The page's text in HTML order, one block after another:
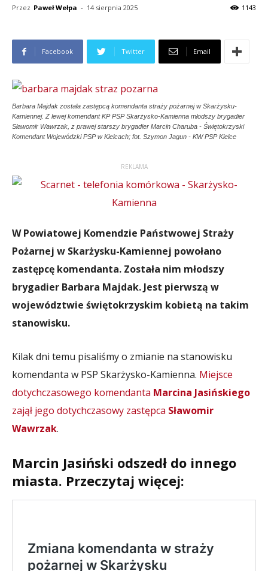
Przez Paweł Wełpa - 14 sierpnia 2025 1143
Facebook Twitter Email
Barbara Majdak została zastępcą komendanta straży pożarnej w Skarżysku-
Kamiennej. Z lewej komendant KP PSP Skarżysko-Kamienna młodszy brygadier
Sławomir Wawrzak, z prawej starszy brygadier Marcin Charuba - Świętokrzyski
Komendant Wojewódzki PSP w Kielcach; fot. Szymon Jagun - KW PSP Kielce
REKLAMA
W Powiatowej Komendzie Państwowej Straży
Pożarnej w Skarżysku-Kamiennej powołano
zastępcę komendanta. Została nim młodszy
brygadier Barbara Majdak. Jest pierwszą w
województwie świętokrzyskim kobietą na takim
stanowisku.
Kilak dni temu pisaliśmy o zmianie na stanowisku
komendanta w PSP Skarżysko-Kamienna. Miejsce
dotychczasowego komendanta Marcina Jasińskiego
zajął jego dotychczasowy zastępca Sławomir
Wawrzak.
Marcin Jasiński odszedł do innego
miasta. Przeczytaj więcej: